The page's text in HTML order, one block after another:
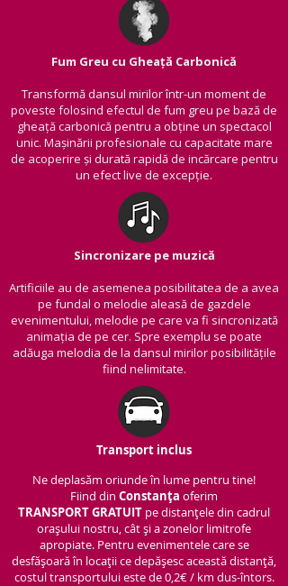
Fum Greu cu Gheață Carbonică
Transformă dansul mirilor într-un moment de
poveste folosind efectul de fum greu pe bază de
gheață carbonică pentru a obține un spectacol
unic. Mașinării profesionale cu capacitate mare
de acoperire și durată rapidă de incărcare pentru
un efect live de excepție.
Sincronizare pe muzică
Artificiile au de asemenea posibilitatea de a avea
pe fundal o melodie aleasă de gazdele
evenimentului, melodie pe care va fi sincronizată
animația de pe cer. Spre exemplu se poate
adăuga melodia de la dansul mirilor posibilitățile
fiind nelimitate.
Transport inclus
Ne deplasăm oriunde în lume pentru tine!
Fiind din Constanța oferim
TRANSPORTGRATUIT pe distanțele din cadrul
orașului nostru, cât și a zonelor limitrofe
apropiate. Pentru evenimentele care se
desfășoară în locații ce depășesc această distanță,
costul transportului este de 0,2€ / km dus-întors.